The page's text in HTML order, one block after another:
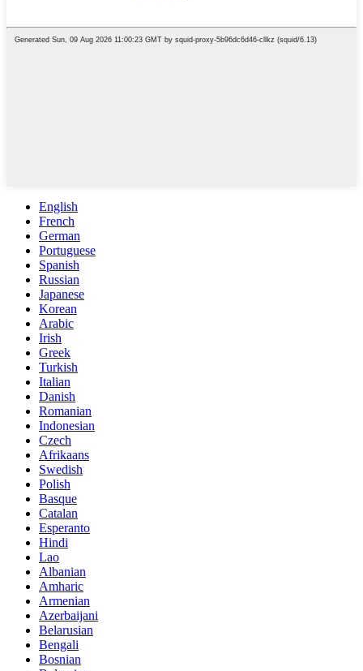
English
French
German
Portuguese
Spanish
Russian
Japanese
Korean
Arabic
Irish
Greek
Turkish
Italian
Danish
Romanian
Indonesian
Czech
Afrikaans
Swedish
Polish
Basque
Catalan
Esperanto
Hindi
Lao
Albanian
Amharic
Armenian
Azerbaijani
Belarusian
Bengali
Bosnian